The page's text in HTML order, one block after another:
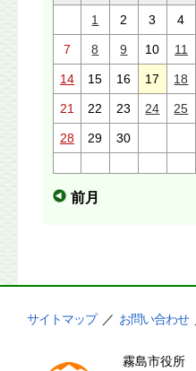
1
2 3 4
7 8 9 10 11
14 15 16 17 18
21 22 23 24 25
28 29 30
前月
サイトマップ ／ お問い合わせ
霧島市役所